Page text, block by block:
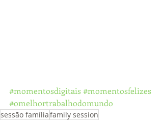
#momentosdigitais#momentosfelizes
#omelhortrabalhodomundo
sessão famíliafamily session